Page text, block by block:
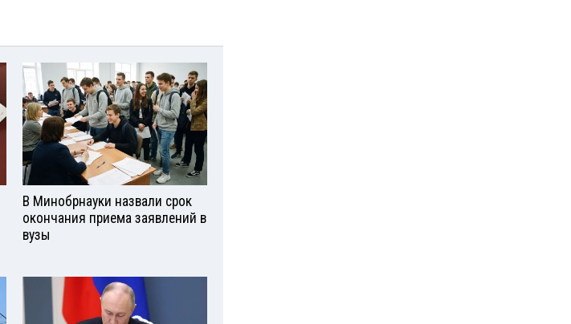
В Минобрнауки назвали срок
окончания приема заявлений в
вузы